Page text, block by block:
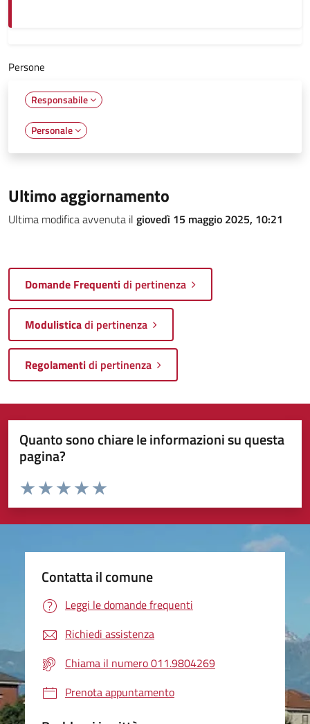
Persone
Responsabile
Personale
Ultimo aggiornamento
Ultima modifica avvenuta il giovedì 15 maggio 2025, 10:21
Domande Frequentidi pertinenza
Modulisticadi pertinenza
Regolamentidi pertinenza
Quanto sono chiare le informazioni su questa
pagina?
Valuta da 1 a 5 stelle la pagina
Valuta 5 stelle su 5
Valuta 4 stelle su 5
Valuta 3 stelle su 5
Valuta 2 stelle su 5
Valuta 1 stelle su 5
Contatta il comune
Leggi le domande frequenti
Richiedi assistenza
Chiama il numero 011.9804269
Prenota appuntamento